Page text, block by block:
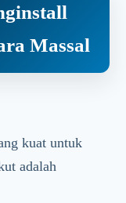
Massal
kuat untuk
adalah